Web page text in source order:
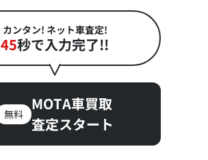
カンタン! ネット車査定!
45秒で入力完了!!
無料
MOTA車買取
査定スタート